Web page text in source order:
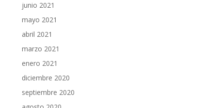
junio 2021
mayo 2021
abril 2021
marzo 2021
enero 2021
diciembre 2020
septiembre 2020